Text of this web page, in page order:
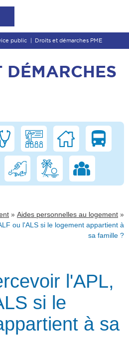
public Droits et démarches PME
DÉMARCHES
» Aides personnelles au logement »
ou l'ALS si le logement appartient à
sa famille ?
l'APL,
si le
à sa